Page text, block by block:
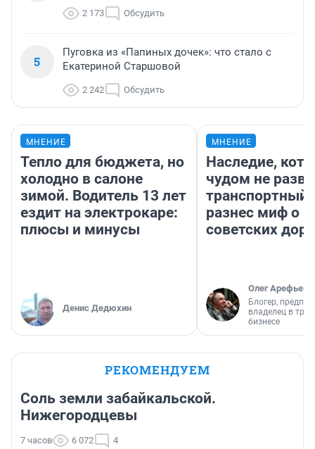
2 173 Обсудить
5
Пуговка из «Папиных дочек»: что стало с
Екатериной Старшовой
2 242 Обсудить
МНЕНИЕ
Тепло для бюджета, но
холодно в салоне
зимой. Водитель 13 лет
ездит на электрокаре:
плюсы и минусы
Денис Дедюхин
МНЕНИЕ
Наследие,
чудом не
транспортный
разнес миф о
советских
Олег Арефьев
Блогер,
владелец в
бизнесе
РЕКОМЕНДУЕМ
Соль земли забайкальской.
Нижегородцевы
7 часов 6 072 4